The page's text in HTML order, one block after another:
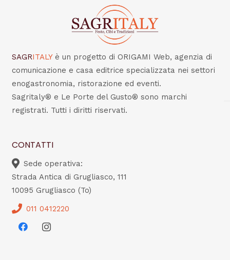
SAGRITALY è un progetto di ORIGAMI Web, agenzia di
comunicazione e casa editrice specializzata nei settori
enogastronomia, ristorazione ed eventi.
Sagritaly® e Le Porte del Gusto® sono marchi
registrati. Tutti i diritti riservati.
CONTATTI
Sede operativa:
Strada Antica di Grugliasco, 111
10095 Grugliasco (To)
011 0412220